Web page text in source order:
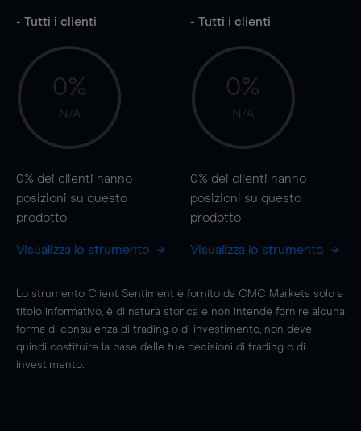
- Tutti i clienti
0%
N/A
0% dei clienti hanno
posizioni su questo
prodotto
Visualizza lo strumento
- Tutti i clienti
0%
N/A
0% dei clienti hanno
posizioni su questo
prodotto
Visualizza lo strumento
Lo strumento Client Sentiment è fornito da CMC Markets solo a
titolo informativo, è di natura storica e non intende fornire alcuna
forma di consulenza di trading o di investimento; non deve
quindi costituire la base delle tue decisioni di trading o di
investimento.